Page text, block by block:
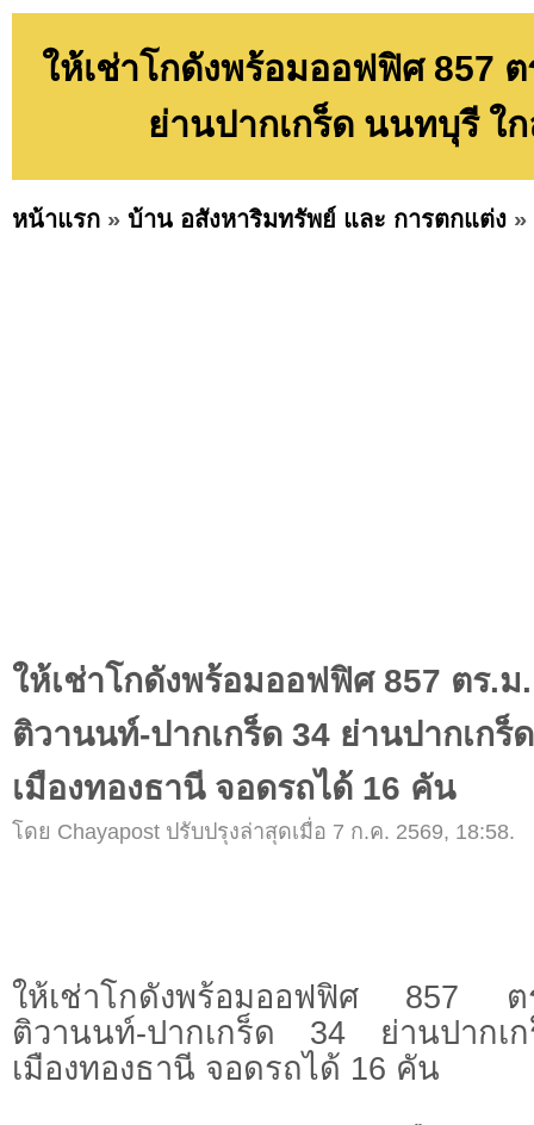
ให้เช่าโกดังพร้อมออฟฟิศ 857
ย่านปากเกร็ด นนทบุรี ใ
หน้าแรก » บ้าน อสังหาริมทรัพย์ และ การตกแต่ง »
ให้เช่าโกดังพร้อมออฟฟิศ 857 ตร.
ติวานนท์-ปากเกร็ด 34 ย่านปากเกร็
เมืองทองธานี จอดรถได้ 16 คัน
โดย Chayapost ปรับปรุงล่าสุดเมื่อ 7 ก.ค. 2569, 18:58.
ให้เช่าโกดังพร้อมออฟฟิศ 857
ติวานนท์-ปากเกร็ด 34 ย่านปาก
เมืองทองธานี จอดรถได้ 16 คัน